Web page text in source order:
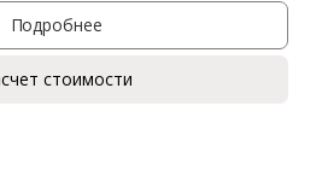
Подробнее
стоимости